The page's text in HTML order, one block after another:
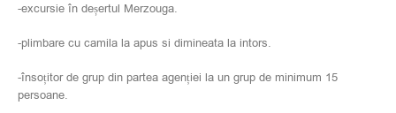
-excursie în deșertul Merzouga.
-plimbare cu camila la apus si dimineata la intors.
-însoțitor de grup din partea agenției la un grup de minimum 15
persoane.